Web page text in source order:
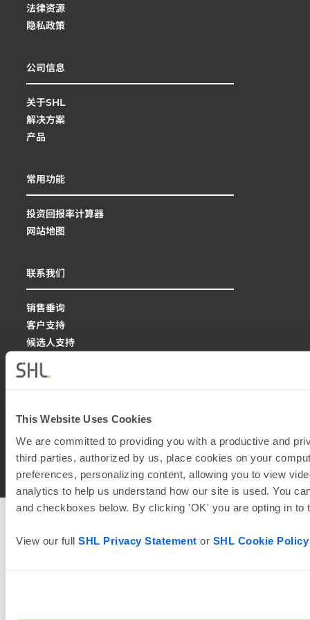
This Website Uses Cookies
We are committed to providing you with a productive and
third parties, authorized by us, place cookies on your
preferences, personalizing content, allowing you to view
analytics to help us understand how our site is used. You
and checkboxes below. By clicking 'OK' you are opting in to
View our full SHL Privacy Statement or SHL Cookie Policy
法律资源
隐私政策
公司信息
关于SHL
解决方案
产品
常用功能
投资回报率计算器
网站地图
联系我们
销售垂询
客户支持
候选人支持
2026
SHL 和其附属公司。保留所有权利。
沪ICP备
11047590号
沪公网安备 31010102007477号